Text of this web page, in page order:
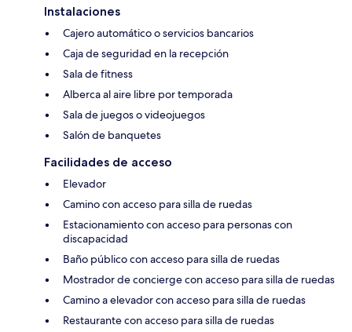
Instalaciones
Cajero automático o servicios bancarios
Caja de seguridad en la recepción
Sala de fitness
Alberca al aire libre por temporada
Sala de juegos o videojuegos
Salón de banquetes
Facilidades de acceso
Elevador
Camino con acceso para silla de ruedas
Estacionamiento con acceso para personas con
discapacidad
Baño público con acceso para silla de ruedas
Mostrador de concierge con acceso para silla de ruedas
Camino a elevador con acceso para silla de ruedas
Restaurante con acceso para silla de ruedas